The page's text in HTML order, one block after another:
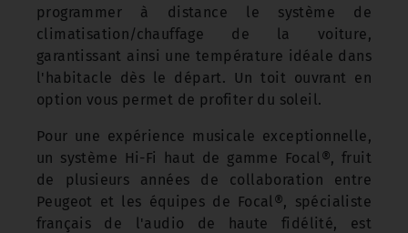
programmer à distance le système de
climatisation/chauffage de la voiture,
garantissant ainsi une température idéale dans
l'habitacle dès le départ. Un toit ouvrant en
option vous permet de profiter du soleil.
Pour une expérience musicale exceptionnelle,
un système Hi-Fi haut de gamme Focal®, fruit
de plusieurs années de collaboration entre
Peugeot et les équipes de Focal®, spécialiste
français de l'audio de haute fidélité, est